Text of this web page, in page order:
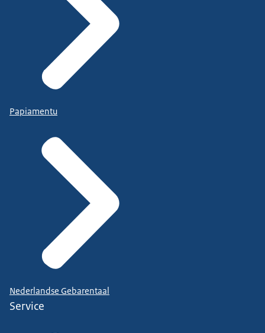
Papiamentu
Nederlandse Gebarentaal
Service